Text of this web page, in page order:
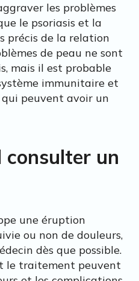
les problèmes
le psoriasis et la
précis de la relation
de peau ne sont
mais il est probable
immunitaire et
qui peuvent avoir un
un
une éruption
ou non de douleurs,
dès que possible.
le traitement peuvent